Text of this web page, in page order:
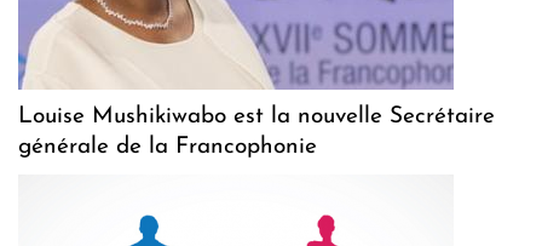
Louise Mushikiwabo est la nouvelle Secrétaire
générale de la Francophonie